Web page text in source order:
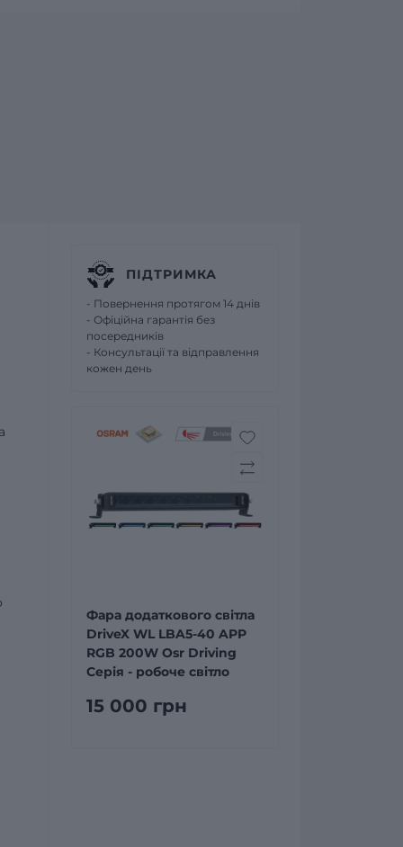
ПІДТРИМКА
- Повернення протягом 14 днів
- Офіційна гарантія без
посередників
- Консультації та відправлення
кожен день
Фара додаткового світла
DriveX WL LBA5-40 APP
RGB 200W Osr Driving
Серія - робоче світло
15 000 грн